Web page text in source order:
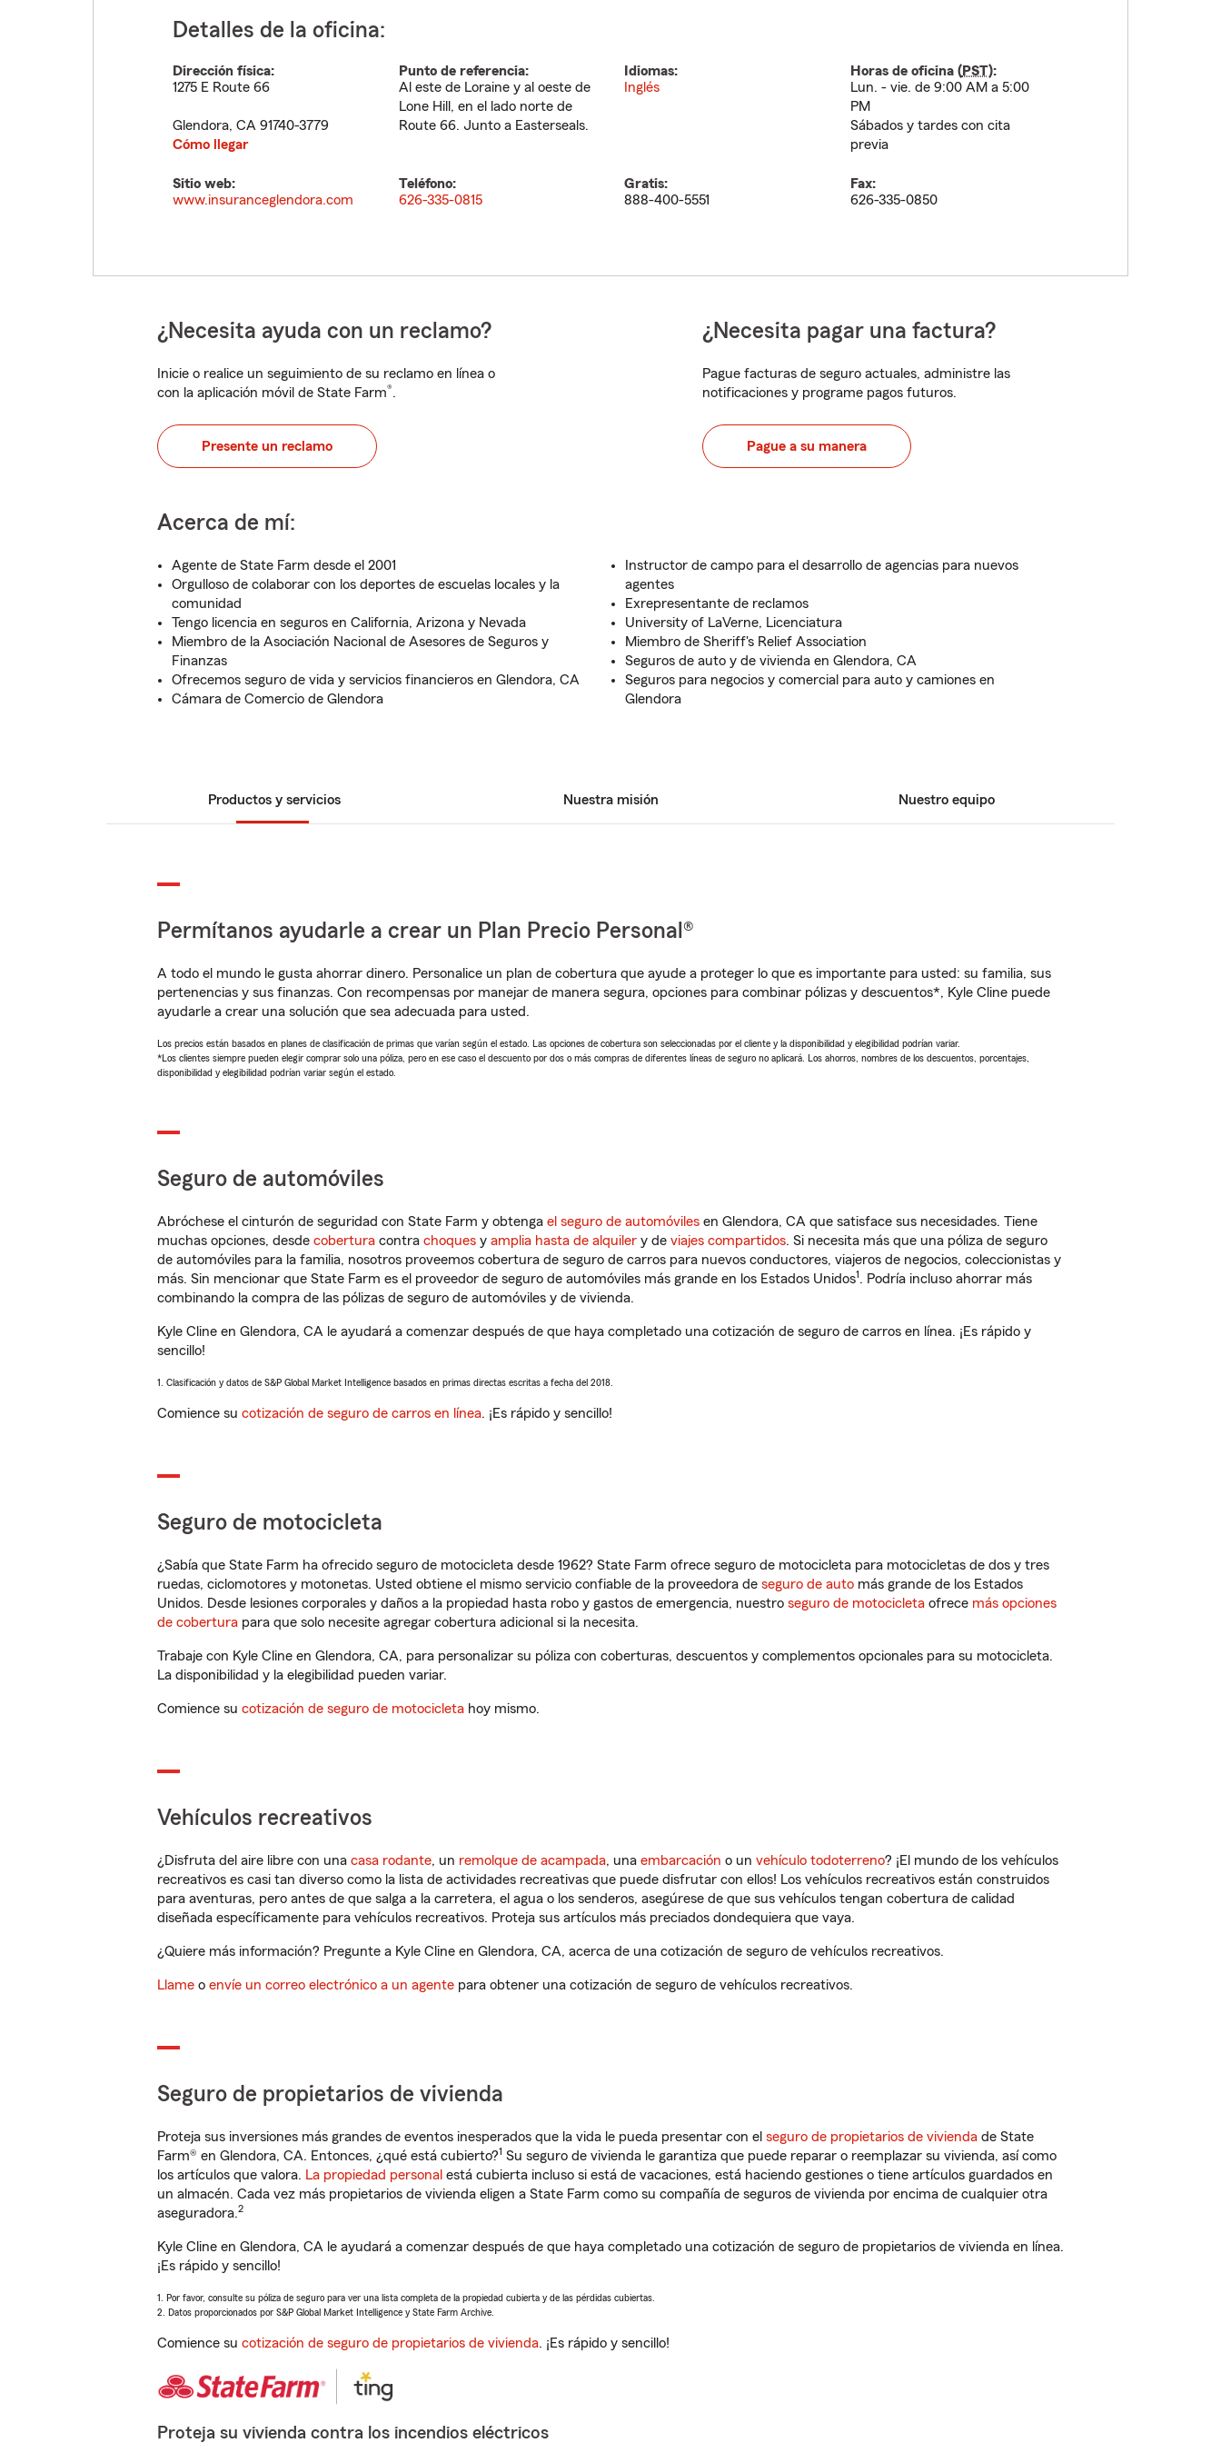
Detalles de la oficina:
Dirección física:
1275 E Route 66
Glendora, CA 91740-3779
Cómo llegar
Punto de referencia:
Al este de Loraine y al oeste de
Lone Hill, en el lado norte de
Route 66. Junto a Easterseals.
Idiomas:
Inglés
Horas de oficina (PST):
Lun. - vie. de 9:00 AM a 5:00
PM
Sábados y tardes con cita
previa
Sitio web:
www.insuranceglendora.com
Teléfono:
626-335-0815
Gratis:
888-400-5551
Fax:
626-335-0850
¿Necesita ayuda con un reclamo?
Inicie o realice un seguimiento de su reclamo en línea o
con la aplicación móvil de State Farm®.
Presente un reclamo
¿Necesita pagar una factura?
Pague facturas de seguro actuales, administre las
notificaciones y programe pagos futuros.
Pague a su manera
Acerca de mí:
Agente de State Farm desde el 2001
Orgulloso de colaborar con los deportes de escuelas locales y la
comunidad
Tengo licencia en seguros en California, Arizona y Nevada
Miembro de la Asociación Nacional de Asesores de Seguros y
Finanzas
Ofrecemos seguro de vida y servicios financieros en Glendora, CA
Cámara de Comercio de Glendora
Instructor de campo para el desarrollo de agencias para nuevos
agentes
Exrepresentante de reclamos
University of LaVerne, Licenciatura
Miembro de Sheriff's Relief Association
Seguros de auto y de vivienda en Glendora, CA
Seguros para negocios y comercial para auto y camiones en
Glendora
Productos y servicios Nuestra misión Nuestro equipo
Permítanos ayudarle a crear un Plan Precio Personal®
A todo el mundo le gusta ahorrar dinero. Personalice un plan de cobertura que ayude a proteger lo que es importante para usted: su familia, sus
pertenencias y sus finanzas. Con recompensas por manejar de manera segura, opciones para combinar pólizas y descuentos*, Kyle Cline puede
ayudarle a crear una solución que sea adecuada para usted.
Los precios están basados en planes de clasificación de primas que varían según el estado. Las opciones de cobertura son seleccionadas por el cliente y la disponibilidad y elegibilidad podrían variar.
*Los clientes siempre pueden elegir comprar solo una póliza, pero en ese caso el descuento por dos o más compras de diferentes líneas de seguro no aplicará. Los ahorros, nombres de los descuentos, porcentajes,
disponibilidad y elegibilidad podrían variar según el estado.
Seguro de automóviles
Abróchese el cinturón de seguridad con State Farm y obtenga el seguro de automóviles en Glendora, CA que satisface sus necesidades. Tiene
muchas opciones, desde cobertura contra choques y amplia hasta de alquiler y de viajes compartidos. Si necesita más que una póliza de seguro
de automóviles para la familia, nosotros proveemos cobertura de seguro de carros para nuevos conductores, viajeros de negocios, coleccionistas y
más. Sin mencionar que State Farm es el proveedor de seguro de automóviles más grande en los Estados Unidos1. Podría incluso ahorrar más
combinando la compra de las pólizas de seguro de automóviles y de vivienda.
Kyle Cline en Glendora, CA le ayudará a comenzar después de que haya completado una cotización de seguro de carros en línea. ¡Es rápido y
sencillo!
1. Clasificación y datos de S&P Global Market Intelligence basados en primas directas escritas a fecha del 2018.
Comience su cotización de seguro de carros en línea. ¡Es rápido y sencillo!
Seguro de motocicleta
¿Sabía que State Farm ha ofrecido seguro de motocicleta desde 1962? State Farm ofrece seguro de motocicleta para motocicletas de dos y tres
ruedas, ciclomotores y motonetas. Usted obtiene el mismo servicio confiable de la proveedora de seguro de auto más grande de los Estados
Unidos. Desde lesiones corporales y daños a la propiedad hasta robo y gastos de emergencia, nuestro seguro de motocicleta ofrece más opciones
de cobertura para que solo necesite agregar cobertura adicional si la necesita.
Trabaje con Kyle Cline en Glendora, CA, para personalizar su póliza con coberturas, descuentos y complementos opcionales para su motocicleta.
La disponibilidad y la elegibilidad pueden variar.
Comience su cotización de seguro de motocicleta hoy mismo.
Vehículos recreativos
¿Disfruta del aire libre con una casa rodante, un remolque de acampada, una embarcación o un vehículo todoterreno? ¡El mundo de los vehículos
recreativos es casi tan diverso como la lista de actividades recreativas que puede disfrutar con ellos! Los vehículos recreativos están construidos
para aventuras, pero antes de que salga a la carretera, el agua o los senderos, asegúrese de que sus vehículos tengan cobertura de calidad
diseñada específicamente para vehículos recreativos. Proteja sus artículos más preciados dondequiera que vaya.
¿Quiere más información? Pregunte a Kyle Cline en Glendora, CA, acerca de una cotización de seguro de vehículos recreativos.
Llame o envíe un correo electrónico a un agente para obtener una cotización de seguro de vehículos recreativos.
Seguro de propietarios de vivienda
Proteja sus inversiones más grandes de eventos inesperados que la vida le pueda presentar con el seguro de propietarios de vivienda de State
Farm® en Glendora, CA. Entonces, ¿qué está cubierto?1 Su seguro de vivienda le garantiza que puede reparar o reemplazar su vivienda, así como
los artículos que valora. La propiedad personal está cubierta incluso si está de vacaciones, está haciendo gestiones o tiene artículos guardados en
un almacén. Cada vez más propietarios de vivienda eligen a State Farm como su compañía de seguros de vivienda por encima de cualquier otra
aseguradora.2
Kyle Cline en Glendora, CA le ayudará a comenzar después de que haya completado una cotización de seguro de propietarios de vivienda en línea.
¡Es rápido y sencillo!
1. Por favor, consulte su póliza de seguro para ver una lista completa de la propiedad cubierta y de las pérdidas cubiertas.
2. Datos proporcionados por S&P Global Market Intelligence y State Farm Archive.
Comience su cotización de seguro de propietarios de vivienda. ¡Es rápido y sencillo!
Proteja su vivienda contra los incendios eléctricos